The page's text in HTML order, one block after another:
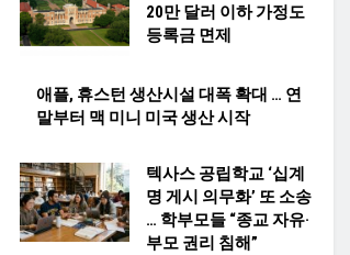
20만 달러 이하 가정도
등록금 면제
애플, 휴스턴 생산시설 대폭 확대 … 연
말부터 맥 미니 미국 생산 시작
텍사스 공립학교 ‘십계
명 게시 의무화’ 또 소송
… 학부모들 “종교 자유·
부모 권리 침해”